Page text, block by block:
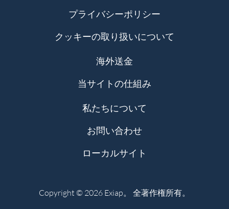
プライバシーポリシー
クッキーの取り扱いについて
海外送金
当サイトの仕組み
私たちについて
お問い合わせ
ローカルサイト
Copyright © 2026 Exiap。 全著作権所有。